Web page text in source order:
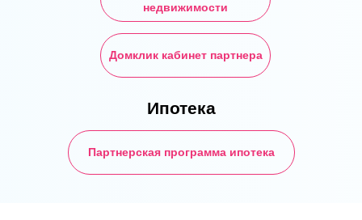
Ипотека
недвижимости
Домклик кабинет партнера
Партнерская программа ипотека